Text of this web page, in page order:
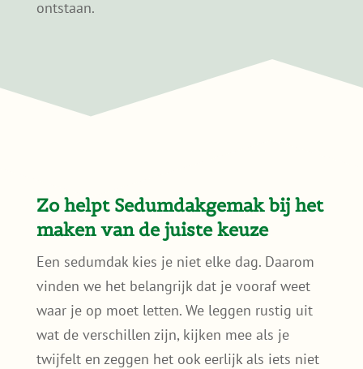
ontstaan.
Zo helpt Sedumdakgemak bij het
maken van de juiste keuze
Een sedumdak kies je niet elke dag. Daarom
vinden we het belangrijk dat je vooraf weet
waar je op moet letten. We leggen rustig uit
wat de verschillen zijn, kijken mee als je
twijfelt en zeggen het ook eerlijk als iets niet